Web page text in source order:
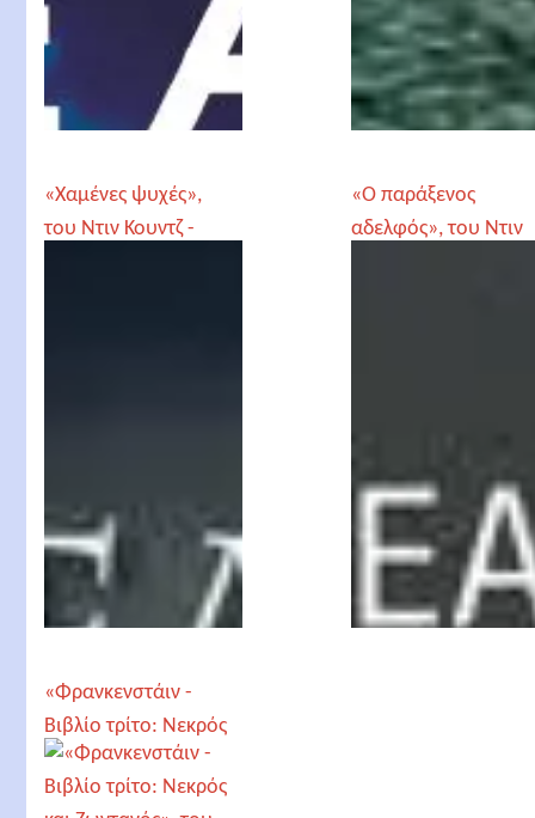
«Χαμένες ψυχές»,
του Ντιν Κουντζ -
«Ο παράξενος
αδελφός», του Ντιν
«Φρανκενστάιν -
Βιβλίο τρίτο: Νεκρός
και Ζωντανός», του
Ντιν Κουντζ -